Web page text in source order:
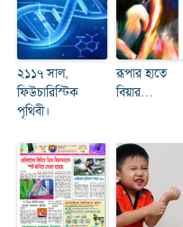
২১১৭ সাল,
ফিউচারিস্টিক
পৃথিবী।
রূপার হাতে
বিয়ার…